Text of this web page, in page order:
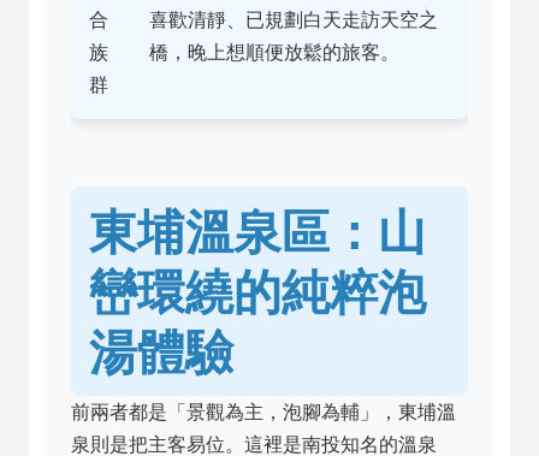
合
族
群
喜歡清靜、已規劃白天走訪天空之
橋，晚上想順便放鬆的旅客。
東埔溫泉區：山
巒環繞的純粹泡
湯體驗
前兩者都是「景觀為主，泡腳為輔」，東埔溫
泉則是把主客易位。這裡是南投知名的溫泉